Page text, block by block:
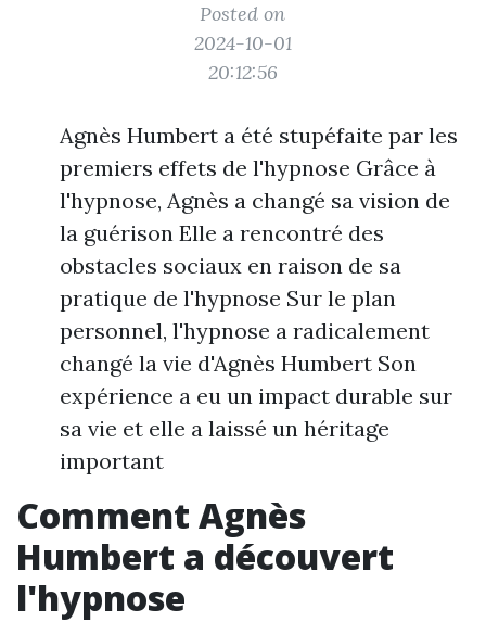
Posted on
2024-10-01
20:12:56
Agnès Humbert a été stupéfaite par les
premiers effets de l'hypnose Grâce à
l'hypnose, Agnès a changé sa vision de
la guérison Elle a rencontré des
obstacles sociaux en raison de sa
pratique de l'hypnose Sur le plan
personnel, l'hypnose a radicalement
changé la vie d'Agnès Humbert Son
expérience a eu un impact durable sur
sa vie et elle a laissé un héritage
important
Comment Agnès
Humbert a découvert
l'hypnose